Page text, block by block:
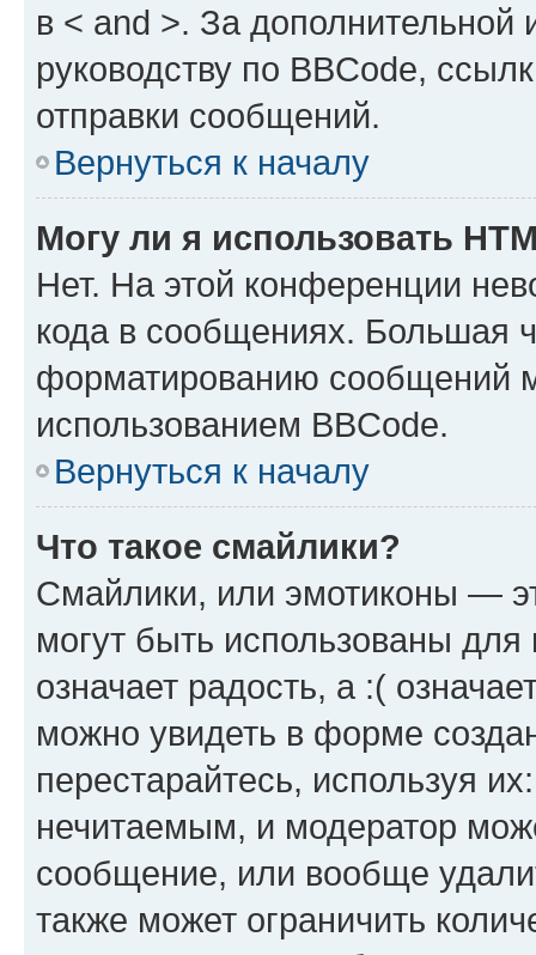
в < and >. За
руководству по BBCode,
отправки сообщений.
Вернуться к началу
Могу ли я использовать
Нет. На этой конференции
кода в сообщениях. Большая
форматированию сообщений
использованием BBCode.
Вернуться к началу
Что такое смайлики?
Смайлики, или эмотиконы —
могут быть использованы
означает радость, а :(
можно увидеть в форме
перестарайтесь, используя
нечитаемым, и модератор
сообщение, или вообще
также может ограничить